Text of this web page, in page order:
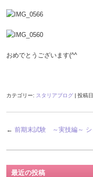
おめでとうございます(^^
カテゴリー: スタリアブログ | 投稿
← 前期末試験 ～実技編～
最近の投稿